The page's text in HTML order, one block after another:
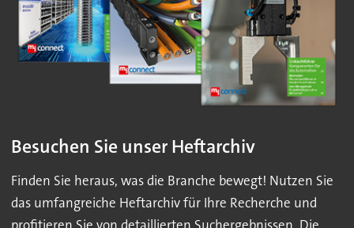
Besuchen Sie unser Heftarchiv
Finden Sie heraus, was die Branche bewegt! Nutzen Sie
das umfangreiche Heftarchiv für Ihre Recherche und